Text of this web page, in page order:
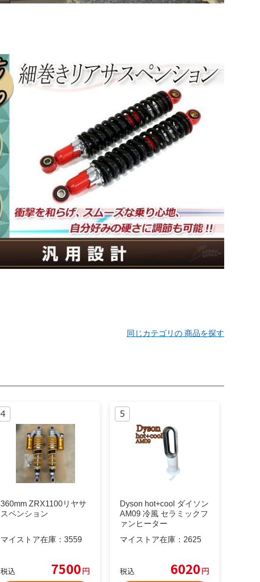
同じカテゴリの 商品を探す
360mm ZRX1100リヤサ
スペンション
マイストア在庫： 3559
税込 7500円
Dyson hot+cool ダイソン
AM09 冷風 セラミックフ
ァンヒーター
マイストア在庫： 2625
税込 6020円